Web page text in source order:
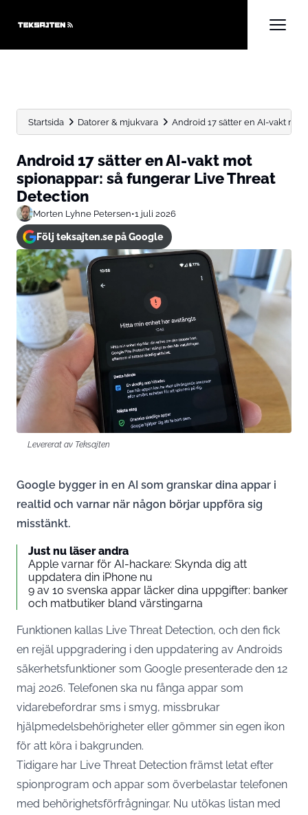
Startsida Datorer & mjukvara Android 17 sätter en AI-vakt mot
Android 17 sätter en AI-vakt mot
spionappar: så fungerar Live Threat
Detection
Morten Lyhne Petersen•1 juli 2026
Följ teksajten.se på Google
Levererat av Teksajten
Google bygger in en AI som granskar dina appar i
realtid och varnar när någon börjar uppföra sig
misstänkt.
Just nu läser andra
Apple varnar för AI-hackare: Skynda dig att
uppdatera din iPhone nu
9 av 10 svenska appar läcker dina uppgifter: banker
och matbutiker bland värstingarna
Funktionen kallas Live Threat Detection, och den fick
en rejäl uppgradering i den uppdatering av Androids
säkerhetsfunktioner som Google presenterade den 12
maj 2026. Telefonen ska nu fånga appar som
vidarebefordrar sms i smyg, missbrukar
hjälpmedelsbehörigheter eller gömmer sin egen ikon
för att köra i bakgrunden.
Tidigare har Live Threat Detection främst letat efter
spionprogram och appar som överbelastar telefonen
med behörighetsförfrågningar. Nu utökas listan med